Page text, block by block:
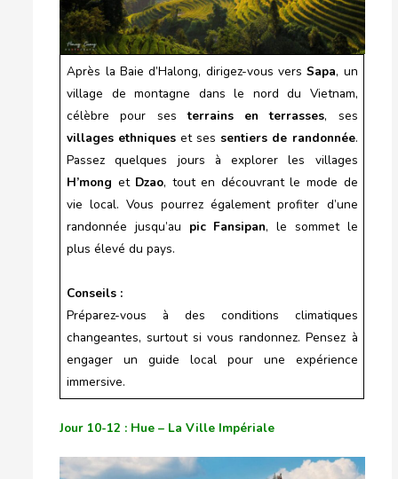
Après la Baie d’Halong, dirigez-vous versSapa, un
village de montagne dans le nord du Vietnam,
célèbre pour sesterrains en terrasses, ses
villages ethniques et ses sentiers de randonnée.
Passez quelques jours à explorer les villages
H’mong et Dzao, tout en découvrant le mode de
vie local. Vous pourrez également profiter d’une
randonnée jusqu’au pic Fansipan, le sommet le
plus élevé du pays.
Conseils :
Préparez-vous à des conditions climatiques
changeantes, surtout si vous randonnez. Pensez à
engager un guide local pour une expérience
immersive.
Jour 10-12 : Hue – La Ville Impériale